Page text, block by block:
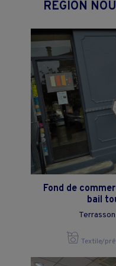
REGION
Fond de
bail
Textile/